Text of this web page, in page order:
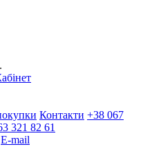
Контакти +38 067
321 82 61
E-mail